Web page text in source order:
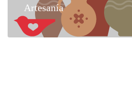
Artesanía